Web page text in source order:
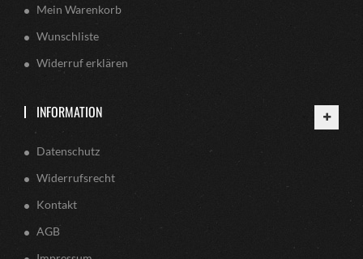
Mein Warenkorb
Wunschliste
Widerruf erklären
INFORMATION
Datenschutz
Widerrufsrecht
Kontakt
AGB